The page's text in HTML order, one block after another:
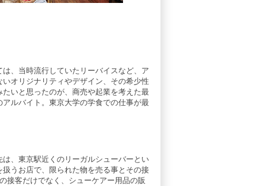
、当時流行していたリーバイスなど、ア
オリジナリティやデザイン、その希少性
いと思ったのが、商売や起業を考えた最
ルバイト。東京大学の学食での仕事が最
、東京駅近くのリーガルシューバーとい
うお店で、限られた物を売る事とその接
接客だけでなく、シューケアー用品の販